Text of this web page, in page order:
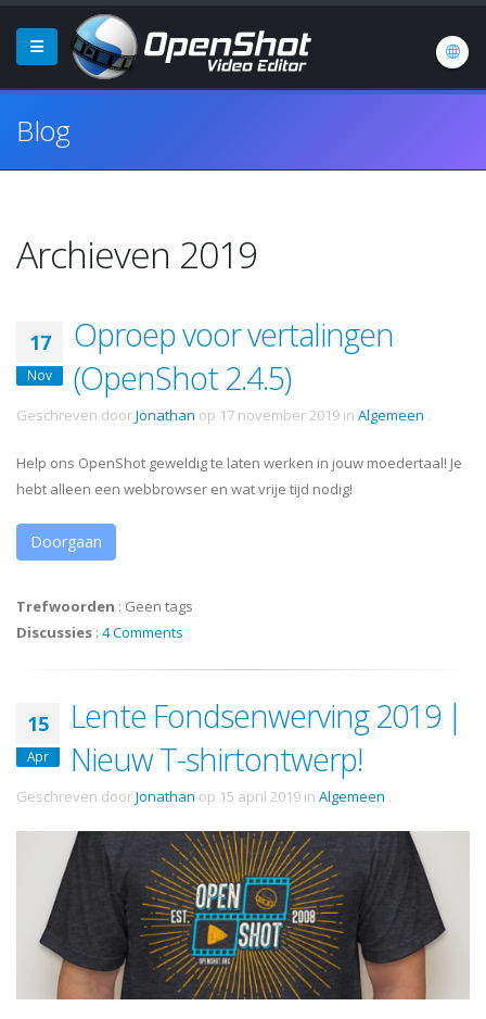
Blog
Archieven 2019
17
Nov
Oproep voor vertalingen
(OpenShot 2.4.5)
Geschreven doorJonathan op 17 november 2019 in Algemeen .
Help ons OpenShot geweldig te laten werken in jouw moedertaal! Je
hebt alleen een webbrowser en wat vrije tijd nodig!
Doorgaan
Trefwoorden : Geen tags
Discussies : 4 Comments
15
Apr
Lente Fondsenwerving 2019 |
Nieuw T-shirtontwerp!
Geschreven doorJonathan op 15 april 2019 in Algemeen .